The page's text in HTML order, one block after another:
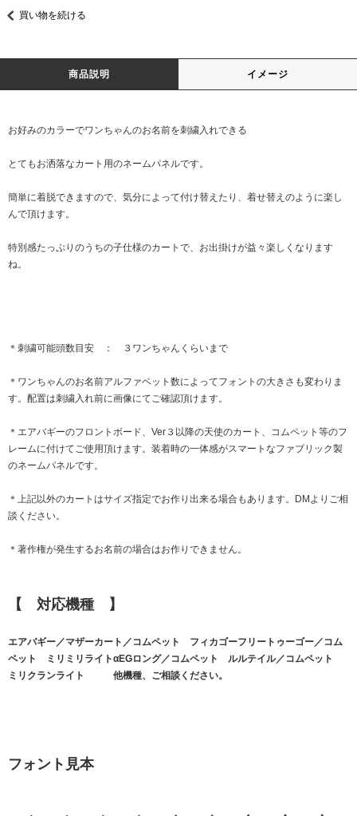
買い物を続ける
商品説明 イメージ
お好みのカラーでワンちゃんのお名前を刺繍入れできる
とてもお洒落なカート用のネームパネルです。
簡単に着脱できますので、気分によって付け替えたり、着せ替えのように楽し
んで頂けます。
特別感たっぷりのうちの子仕様のカートで、お出掛けが益々楽しくなります
ね。
＊刺繍可能頭数目安 ： ３ワンちゃんくらいまで
＊ワンちゃんのお名前アルファベット数によってフォントの大きさも変わりま
す。配置は刺繍入れ前に画像にてご確認頂けます。
＊エアバギーのフロントボード、Ver３以降の天使のカート、コムペット等のフ
レームに付けてご使用頂けます。装着時の一体感がスマートなファブリック製
のネームパネルです。
＊上記以外のカートはサイズ指定でお作り出来る場合もあります。DMよりご相
談ください。
＊著作権が発生するお名前の場合はお作りできません。
【 対応機種 】
エアバギー／マザーカート／コムペット フィカゴーフリートゥーゴー／コム
ペット ミリミリライトαEGロング／コムペット ルルテイル／コムペット
ミリクランライト 他機種、ご相談ください。
フォント見本